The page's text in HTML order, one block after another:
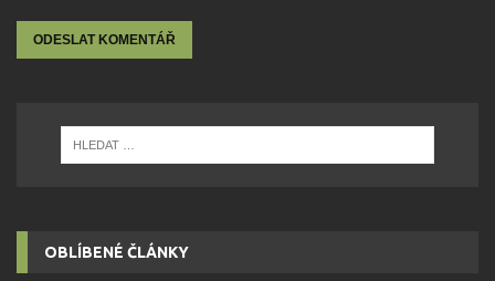
OBLÍBENÉ ČLÁNKY